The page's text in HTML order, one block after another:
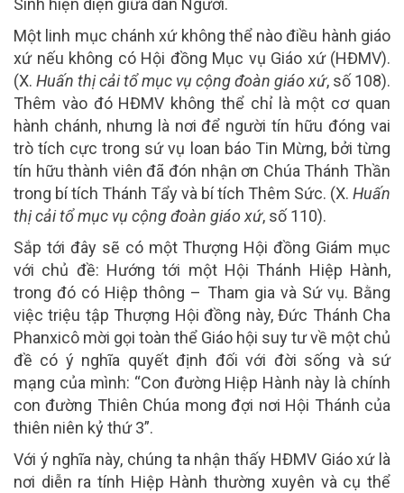
Một linh mục chánh xứ không thể nào điều hành giáo
xứ nếu không có Hội đồng Mục vụ Giáo xứ (HĐMV).
(X. Huấn thị cải tổ mục vụ cộng đoàn giáo xứ, số 108).
Thêm vào đó HĐMV không thể chỉ là một cơ quan
hành chánh, nhưng là nơi để người tín hữu đóng vai
trò tích cực trong sứ vụ loan báo Tin Mừng, bởi từng
tín hữu thành viên đã đón nhận ơn Chúa Thánh Thần
trong bí tích Thánh Tẩy và bí tích Thêm Sức. (X. Huấn
thị cải tổ mục vụ cộng đoàn giáo xứ, số 110).
Sắp tới đây sẽ có một Thượng Hội đồng Giám mục
với chủ đề: Hướng tới một Hội Thánh Hiệp Hành,
trong đó có Hiệp thông – Tham gia và Sứ vụ. Bằng
việc triệu tập Thượng Hội đồng này, Đức Thánh Cha
Phanxicô mời gọi toàn thể Giáo hội suy tư về một chủ
đề có ý nghĩa quyết định đối với đời sống và sứ
mạng của mình: “Con đường Hiệp Hành này là chính
con đường Thiên Chúa mong đợi nơi Hội Thánh của
thiên niên kỷ thứ 3”.
Với ý nghĩa này, chúng ta nhận thấy HĐMV Giáo xứ là
nơi diễn ra tính Hiệp Hành thường xuyên và cụ thể